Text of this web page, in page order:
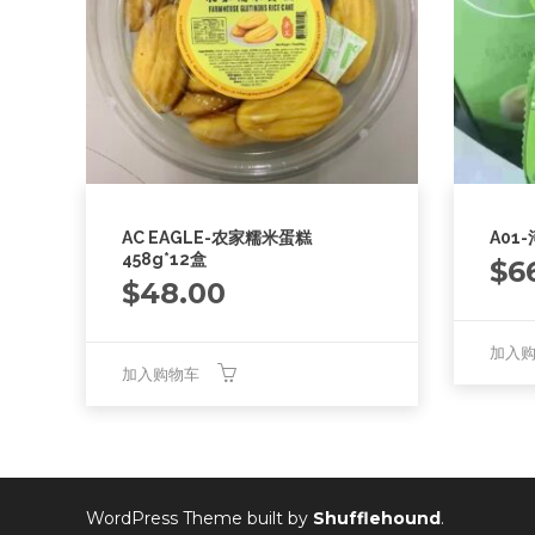
AC EAGLE-农家糯米蛋糕
458g*12盒
$48.00
加入购物车
A01-
$
加入
WordPress Theme built by Shufflehound.